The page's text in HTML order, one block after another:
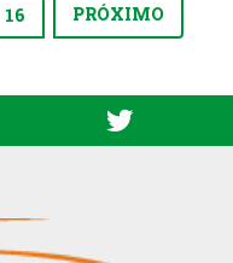
16 PRÓXIMO